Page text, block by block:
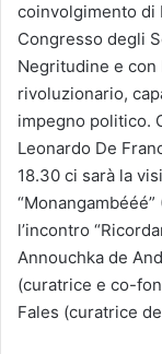
coinvolgimento di
Congresso degli
Negritudine e con
rivoluzionario,
impegno politico.
Leonardo De
18.30 ci sarà la
l’incontro
Annouchka de
(curatrice e co-
Fales (curatrice